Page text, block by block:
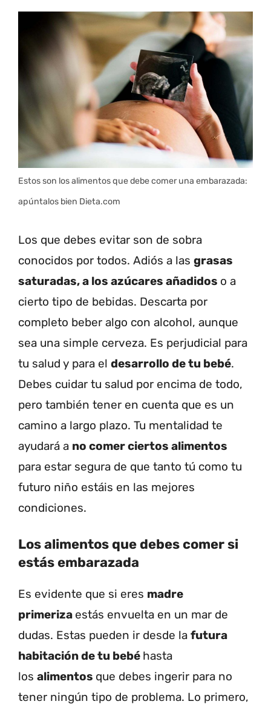
Estos son los alimentos que debe comer una embarazada:
apúntalos bien Dieta.com
Los que debes evitar son de sobra
conocidos por todos. Adiós a las grasas
saturadas, a los azúcares añadidos o a
cierto tipo de bebidas. Descarta por
completo beber algo con alcohol, aunque
sea una simple cerveza. Es perjudicial para
tu salud y para el desarrollo de tu bebé.
Debes cuidar tu salud por encima de todo,
pero también tener en cuenta que es un
camino a largo plazo. Tu mentalidad te
ayudará a no comer ciertos alimentos
para estar segura de que tanto tú como tu
futuro niño estáis en las mejores
condiciones.
Los alimentos que debes comer si
estás embarazada
Es evidente que si eres madre
primeriza estás envuelta en un mar de
dudas. Estas pueden ir desde la futura
habitación de tu bebé hasta
los alimentos que debes ingerir para no
tener ningún tipo de problema. Lo primero,